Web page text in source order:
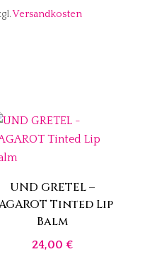
82,00 €
Versandkosten
UND GRETEL –
Tinted Lip
Balm
24,00€